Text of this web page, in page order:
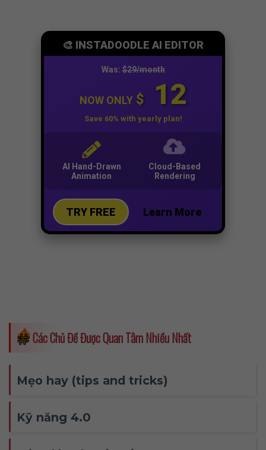
Các Chủ Đề Được Quan Tâm Nhiều Nhất
Mẹo hay (tips and tricks)
Kỹ năng 4.0